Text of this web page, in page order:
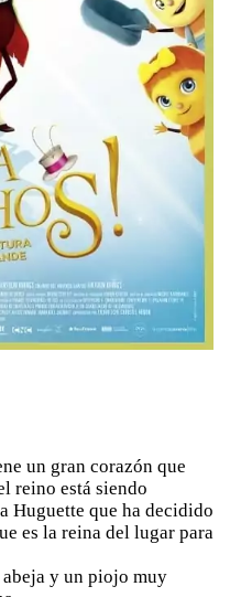
un gran corazón que
reino está siendo
Huguette que ha decidido
es la reina del lugar para
y un piojo muy